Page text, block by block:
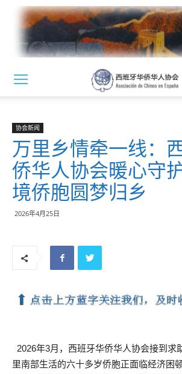
协会新闻
万里乡情牵一线：
侨华人协会暖心守
境侨胞圆梦归乡
2026年4月25日
2026年3月，西班牙华侨华人协会接到求
里南部生活的六十多岁侨胞正面临经济困